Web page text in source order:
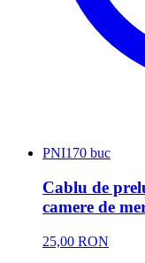
PNI170 buc
Cablu de
camere de
25,00 RON